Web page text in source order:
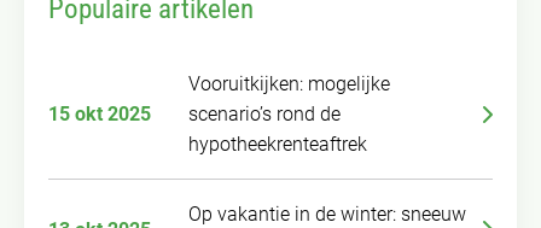
Populaire artikelen
15 okt 2025
Vooruitkijken: mogelijke
scenario’s rond de
hypotheekrenteaftrek
Op vakantie in de winter: sneeuw